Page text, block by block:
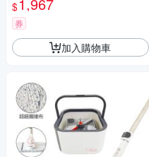
$
券
加入購物車